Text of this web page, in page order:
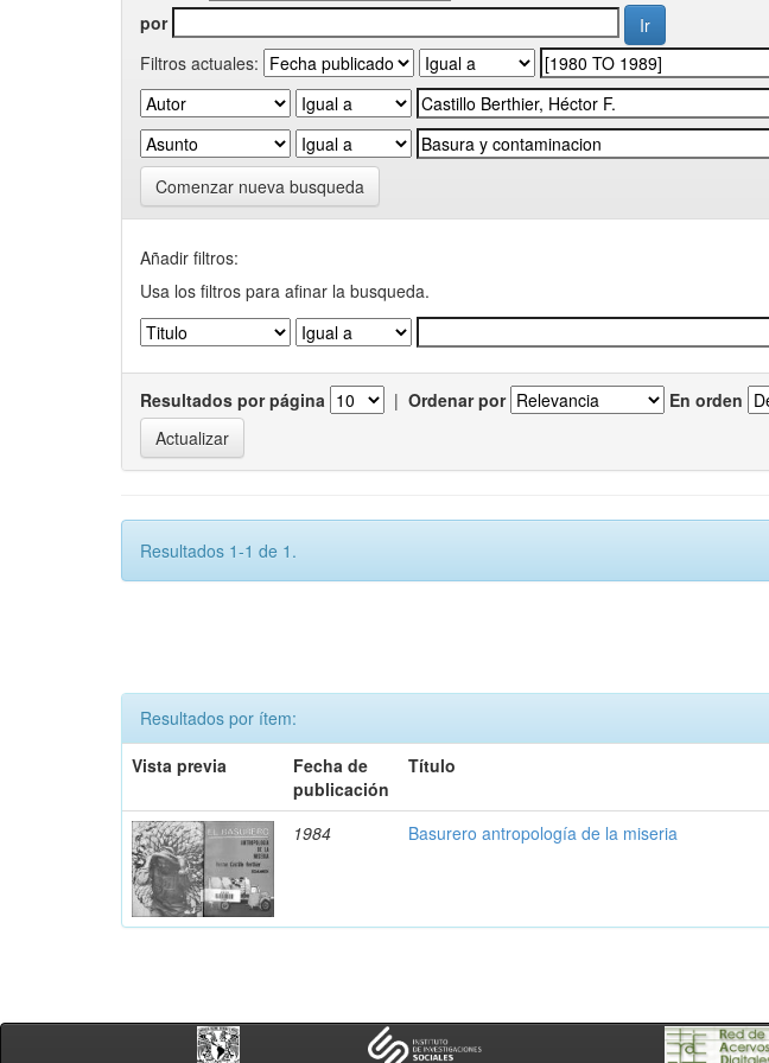
por
Filtros actuales:
Comenzar nueva busqueda
Añadir filtros:
Usa los filtros para afinar la busqueda.
Resultados por página | Ordenar por En orden
Resultados 1-1 de 1.
Resultados por ítem:
Vista previa
Fecha de
publicación
Título
1984 Basurero antropología de la miseria